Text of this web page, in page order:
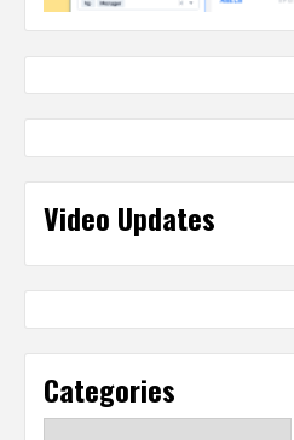
Video Updates
Categories